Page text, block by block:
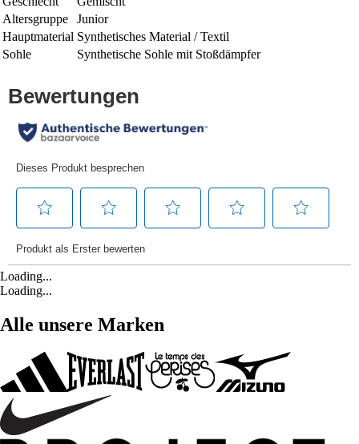
Altersgruppe
Junior
Hauptmaterial Synthetisches Material / Textil
Sohle
Synthetische Sohle mit Stoßdämpfer
Loading...
Loading...
Alle unsere Marken